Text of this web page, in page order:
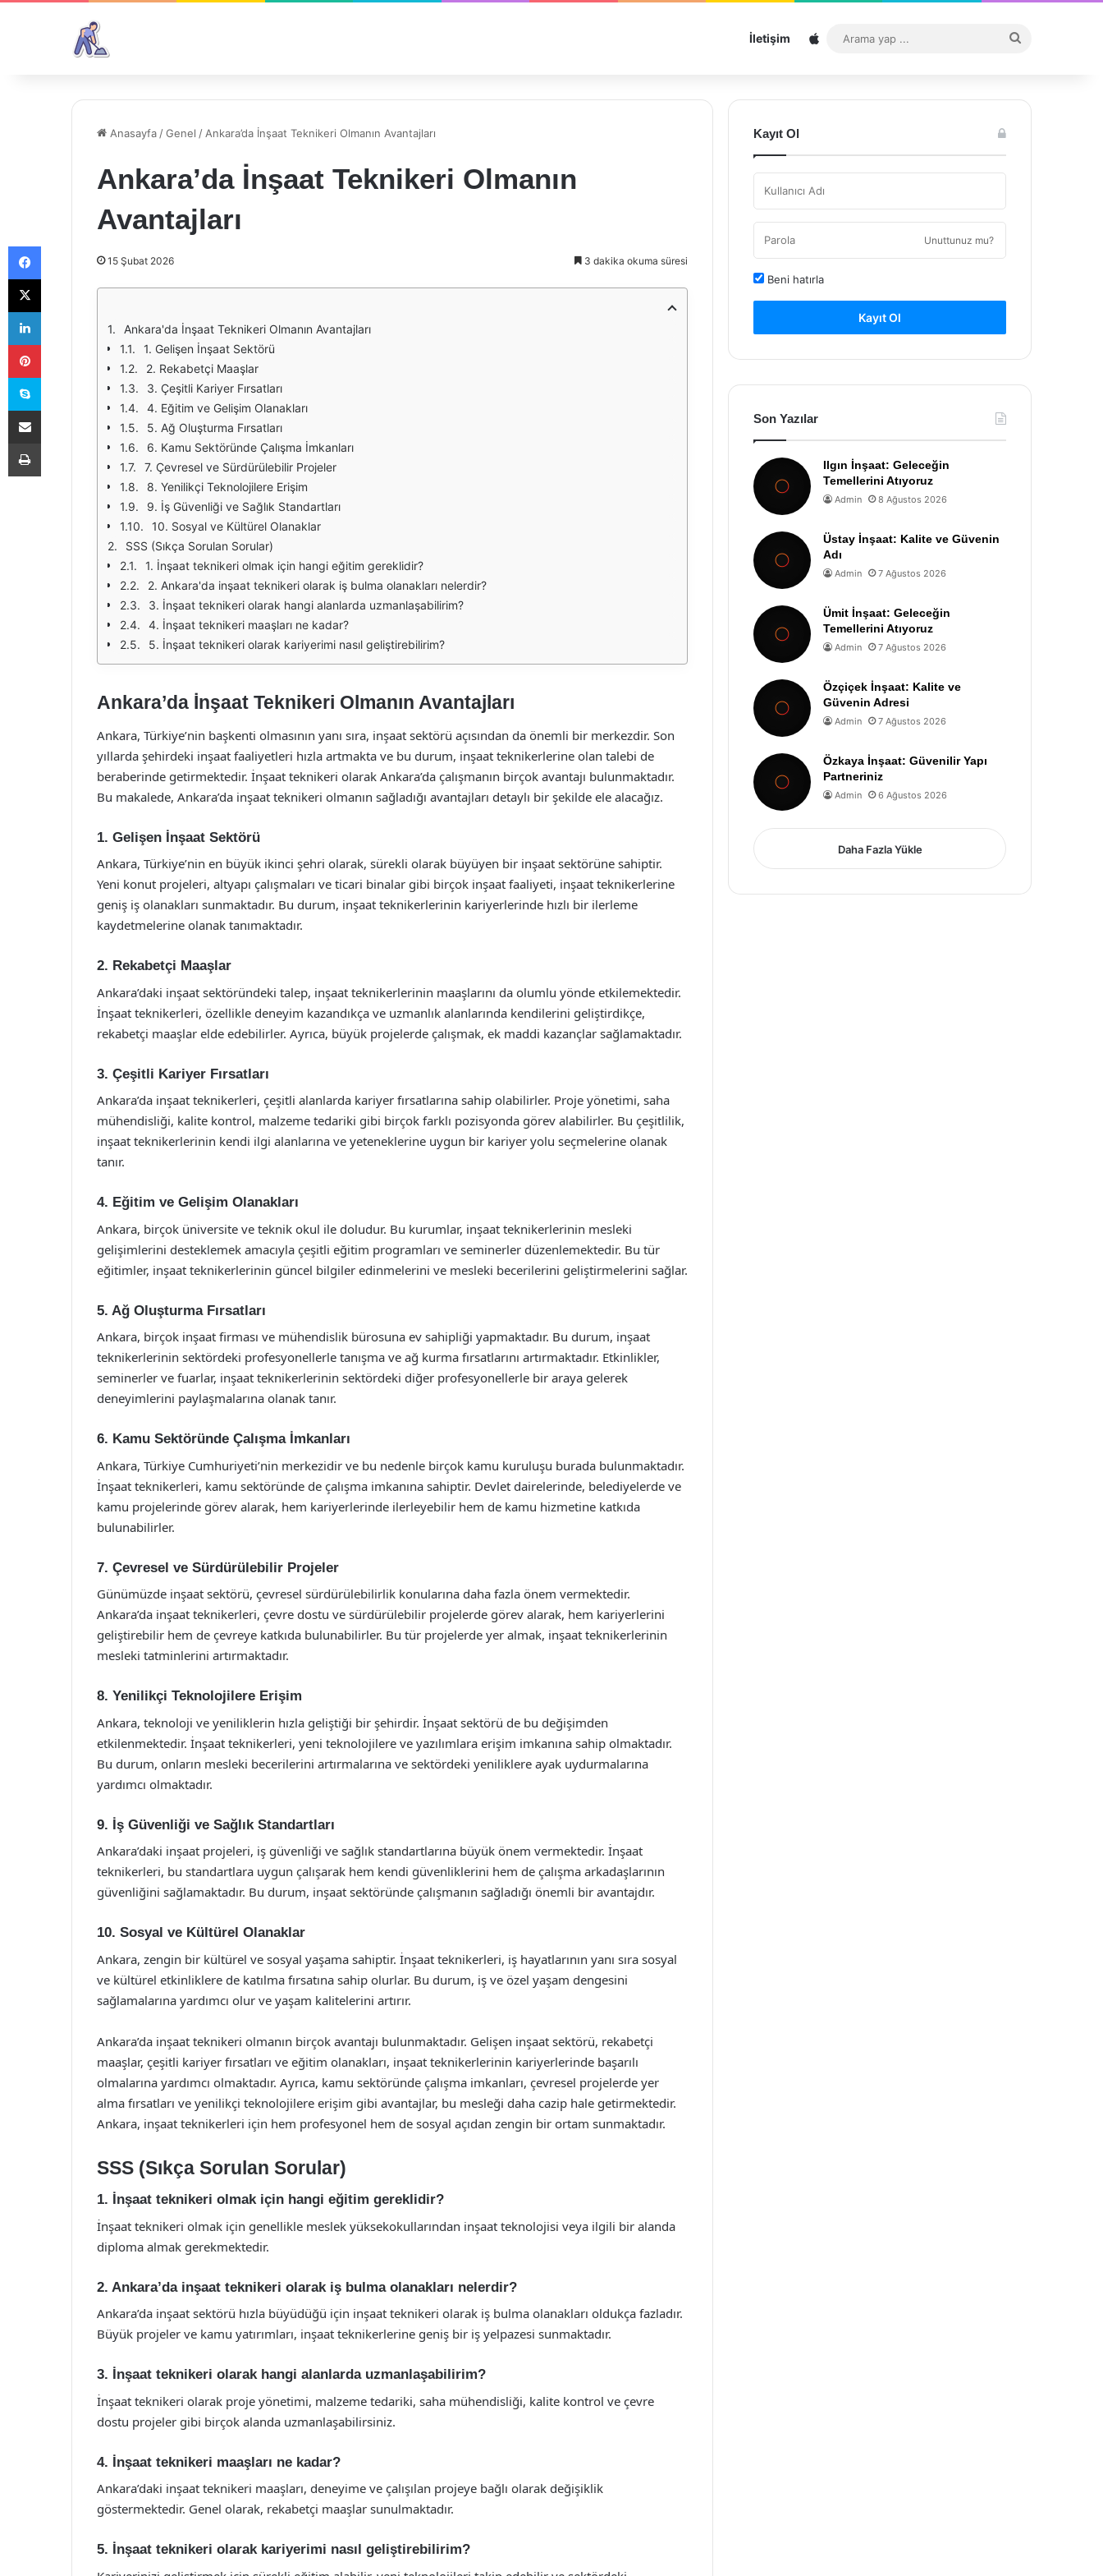
İletişim Sitemap
...
Anasayfa /Genel / Ankara’da İnşaat Teknikeri Olmanın Avantajları
Ankara’da İnşaat Teknikeri Olmanın
Avantajları
15 Şubat 2026 3 dakika okuma süresi
Ankara'da İnşaat Teknikeri Olmanın Avantajları
1. Gelişen İnşaat Sektörü
2. Rekabetçi Maaşlar
3. Çeşitli Kariyer Fırsatları
4. Eğitim ve Gelişim Olanakları
5. Ağ Oluşturma Fırsatları
6. Kamu Sektöründe Çalışma İmkanları
7. Çevresel ve Sürdürülebilir Projeler
8. Yenilikçi Teknolojilere Erişim
9. İş Güvenliği ve Sağlık Standartları
10. Sosyal ve Kültürel Olanaklar
SSS (Sıkça Sorulan Sorular)
1. İnşaat teknikeri olmak için hangi eğitim gereklidir?
2. Ankara'da inşaat teknikeri olarak iş bulma olanakları nelerdir?
3. İnşaat teknikeri olarak hangi alanlarda uzmanlaşabilirim?
4. İnşaat teknikeri maaşları ne kadar?
5. İnşaat teknikeri olarak kariyerimi nasıl geliştirebilirim?
Ankara’da İnşaat Teknikeri Olmanın Avantajları
Ankara, Türkiye’nin başkenti olmasının yanı sıra, inşaat sektörü açısından da önemli bir merkezdir. Son
yıllarda şehirdeki inşaat faaliyetleri hızla artmakta ve bu durum, inşaat teknikerlerine olan talebi de
beraberinde getirmektedir. İnşaat teknikeri olarak Ankara’da çalışmanın birçok avantajı bulunmaktadır.
Bu makalede, Ankara’da inşaat teknikeri olmanın sağladığı avantajları detaylı bir şekilde ele alacağız.
1. Gelişen İnşaat Sektörü
Ankara, Türkiye’nin en büyük ikinci şehri olarak, sürekli olarak büyüyen bir inşaat sektörüne sahiptir.
Yeni konut projeleri, altyapı çalışmaları ve ticari binalar gibi birçok inşaat faaliyeti, inşaat teknikerlerine
geniş iş olanakları sunmaktadır. Bu durum, inşaat teknikerlerinin kariyerlerinde hızlı bir ilerleme
kaydetmelerine olanak tanımaktadır.
2. Rekabetçi Maaşlar
Ankara’daki inşaat sektöründeki talep, inşaat teknikerlerinin maaşlarını da olumlu yönde etkilemektedir.
İnşaat teknikerleri, özellikle deneyim kazandıkça ve uzmanlık alanlarında kendilerini geliştirdikçe,
rekabetçi maaşlar elde edebilirler. Ayrıca, büyük projelerde çalışmak, ek maddi kazançlar sağlamaktadır.
3. Çeşitli Kariyer Fırsatları
Ankara’da inşaat teknikerleri, çeşitli alanlarda kariyer fırsatlarına sahip olabilirler. Proje yönetimi, saha
mühendisliği, kalite kontrol, malzeme tedariki gibi birçok farklı pozisyonda görev alabilirler. Bu çeşitlilik,
inşaat teknikerlerinin kendi ilgi alanlarına ve yeteneklerine uygun bir kariyer yolu seçmelerine olanak
tanır.
4. Eğitim ve Gelişim Olanakları
Ankara, birçok üniversite ve teknik okul ile doludur. Bu kurumlar, inşaat teknikerlerinin mesleki
gelişimlerini desteklemek amacıyla çeşitli eğitim programları ve seminerler düzenlemektedir. Bu tür
eğitimler, inşaat teknikerlerinin güncel bilgiler edinmelerini ve mesleki becerilerini geliştirmelerini sağlar.
5. Ağ Oluşturma Fırsatları
Ankara, birçok inşaat firması ve mühendislik bürosuna ev sahipliği yapmaktadır. Bu durum, inşaat
teknikerlerinin sektördeki profesyonellerle tanışma ve ağ kurma fırsatlarını artırmaktadır. Etkinlikler,
seminerler ve fuarlar, inşaat teknikerlerinin sektördeki diğer profesyonellerle bir araya gelerek
deneyimlerini paylaşmalarına olanak tanır.
6. Kamu Sektöründe Çalışma İmkanları
Ankara, Türkiye Cumhuriyeti’nin merkezidir ve bu nedenle birçok kamu kuruluşu burada bulunmaktadır.
İnşaat teknikerleri, kamu sektöründe de çalışma imkanına sahiptir. Devlet dairelerinde, belediyelerde ve
kamu projelerinde görev alarak, hem kariyerlerinde ilerleyebilir hem de kamu hizmetine katkıda
bulunabilirler.
7. Çevresel ve Sürdürülebilir Projeler
Günümüzde inşaat sektörü, çevresel sürdürülebilirlik konularına daha fazla önem vermektedir.
Ankara’da inşaat teknikerleri, çevre dostu ve sürdürülebilir projelerde görev alarak, hem kariyerlerini
geliştirebilir hem de çevreye katkıda bulunabilirler. Bu tür projelerde yer almak, inşaat teknikerlerinin
mesleki tatminlerini artırmaktadır.
8. Yenilikçi Teknolojilere Erişim
Ankara, teknoloji ve yeniliklerin hızla geliştiği bir şehirdir. İnşaat sektörü de bu değişimden
etkilenmektedir. İnşaat teknikerleri, yeni teknolojilere ve yazılımlara erişim imkanına sahip olmaktadır.
Bu durum, onların mesleki becerilerini artırmalarına ve sektördeki yeniliklere ayak uydurmalarına
yardımcı olmaktadır.
9. İş Güvenliği ve Sağlık Standartları
Ankara’daki inşaat projeleri, iş güvenliği ve sağlık standartlarına büyük önem vermektedir. İnşaat
teknikerleri, bu standartlara uygun çalışarak hem kendi güvenliklerini hem de çalışma arkadaşlarının
güvenliğini sağlamaktadır. Bu durum, inşaat sektöründe çalışmanın sağladığı önemli bir avantajdır.
10. Sosyal ve Kültürel Olanaklar
Ankara, zengin bir kültürel ve sosyal yaşama sahiptir. İnşaat teknikerleri, iş hayatlarının yanı sıra sosyal
ve kültürel etkinliklere de katılma fırsatına sahip olurlar. Bu durum, iş ve özel yaşam dengesini
sağlamalarına yardımcı olur ve yaşam kalitelerini artırır.
Ankara’da inşaat teknikeri olmanın birçok avantajı bulunmaktadır. Gelişen inşaat sektörü, rekabetçi
maaşlar, çeşitli kariyer fırsatları ve eğitim olanakları, inşaat teknikerlerinin kariyerlerinde başarılı
olmalarına yardımcı olmaktadır. Ayrıca, kamu sektöründe çalışma imkanları, çevresel projelerde yer
alma fırsatları ve yenilikçi teknolojilere erişim gibi avantajlar, bu mesleği daha cazip hale getirmektedir.
Ankara, inşaat teknikerleri için hem profesyonel hem de sosyal açıdan zengin bir ortam sunmaktadır.
SSS (Sıkça Sorulan Sorular)
1. İnşaat teknikeri olmak için hangi eğitim gereklidir?
İnşaat teknikeri olmak için genellikle meslek yüksekokullarından inşaat teknolojisi veya ilgili bir alanda
diploma almak gerekmektedir.
2. Ankara’da inşaat teknikeri olarak iş bulma olanakları nelerdir?
Ankara’da inşaat sektörü hızla büyüdüğü için inşaat teknikeri olarak iş bulma olanakları oldukça fazladır.
Büyük projeler ve kamu yatırımları, inşaat teknikerlerine geniş bir iş yelpazesi sunmaktadır.
3. İnşaat teknikeri olarak hangi alanlarda uzmanlaşabilirim?
İnşaat teknikeri olarak proje yönetimi, malzeme tedariki, saha mühendisliği, kalite kontrol ve çevre
dostu projeler gibi birçok alanda uzmanlaşabilirsiniz.
4. İnşaat teknikeri maaşları ne kadar?
Ankara’daki inşaat teknikeri maaşları, deneyime ve çalışılan projeye bağlı olarak değişiklik
göstermektedir. Genel olarak, rekabetçi maaşlar sunulmaktadır.
5. İnşaat teknikeri olarak kariyerimi nasıl geliştirebilirim?
Kayıt Ol
Unuttunuz mu?
Beni hatırla
Kayıt Ol
Son Yazılar
Ilgın İnşaat: Geleceğin
Temellerini Atıyoruz
Admin 8 Ağustos 2026
Üstay İnşaat: Kalite ve Güvenin
Adı
Admin 7 Ağustos 2026
Ümit İnşaat: Geleceğin
Temellerini Atıyoruz
Admin 7 Ağustos 2026
Özçiçek İnşaat: Kalite ve
Güvenin Adresi
Admin 7 Ağustos 2026
Özkaya İnşaat: Güvenilir Yapı
Partneriniz
Admin 6 Ağustos 2026
Daha Fazla Yükle
Facebook
X
LinkedIn
Pinterest
Skype
E-Posta ile paylaş